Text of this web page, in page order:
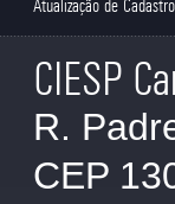
Atualização de Cadastro
CIESP
R.
CEP